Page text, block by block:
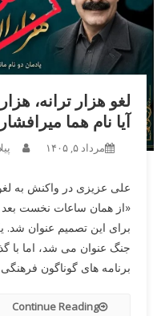
هنرهای تجسمی در هفته ای که
میناب و جام
کشف لکه های احتمالی خون در
مراسم یادمان دو
لغو هزار ترانه، هزاران
لغو هزار ترانه،
آیا نام هما
مرداد ۵, ۱۴۰۵
علی عزیزی در واکنش به
«از همان ساعات نخست بعد
برای این تصمیم عنوان شد.
جنگ عنوان می شد، اما با
برنامه های گوناگون
Continue Reading